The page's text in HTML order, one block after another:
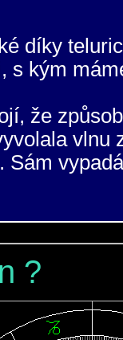
díky
s kým
že
Sám
?